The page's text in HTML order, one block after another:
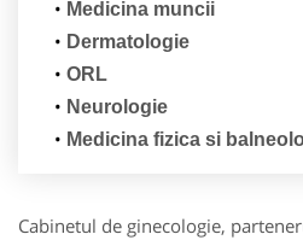
​Medicina muncii
​Dermatologie
​ORL
​Neurologie
​Medicina fizica si
Cabinetul de ginecologie,